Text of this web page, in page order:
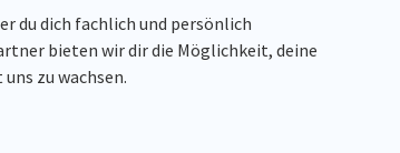
du dich fachlich und persönlich
bieten wir dir die Möglichkeit, deine
zu wachsen.